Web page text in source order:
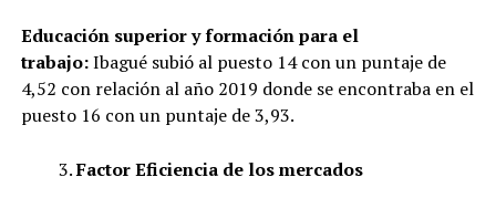
Educación superior y formación para el
trabajo:Ibagué subió al puesto 14 con un puntaje de
4,52 con relación al año 2019 donde se encontraba en el
puesto 16 con un puntaje de 3,93.
Factor Eficiencia de los mercados